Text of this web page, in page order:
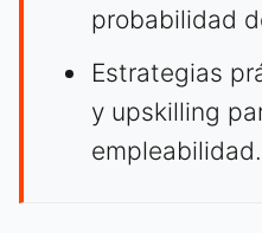
probabilidad
Estrategias
y upskilling
empleabilidad.